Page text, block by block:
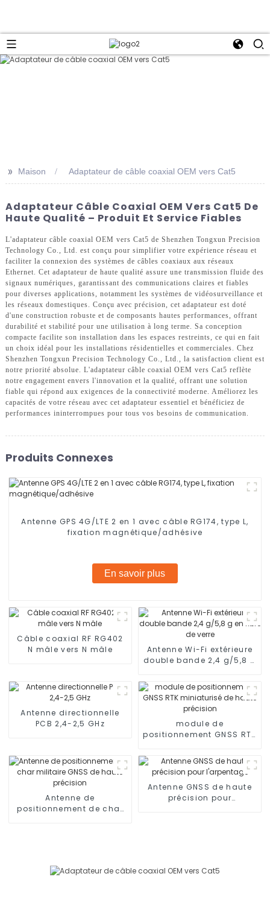
>> Maison Adaptateur de câble coaxial OEM vers Cat5
Adaptateur Câble Coaxial OEM Vers Cat5 De
Haute Qualité – Produit Et Service Fiables
L'adaptateur câble coaxial OEM vers Cat5 de Shenzhen Tongxun Precision
Technology Co., Ltd. est conçu pour simplifier votre expérience réseau et
faciliter la connexion des systèmes de câbles coaxiaux aux réseaux
Ethernet. Cet adaptateur de haute qualité assure une transmission fluide des
signaux numériques, garantissant des communications claires et fiables
pour diverses applications, notamment les systèmes de vidéosurveillance et
les réseaux domestiques. Conçu avec précision, cet adaptateur est doté
d'une construction robuste et de composants hautes performances, offrant
durabilité et stabilité pour une utilisation à long terme. Sa conception
compacte facilite son installation dans les espaces restreints, ce qui en fait
un choix idéal pour les installations résidentielles et commerciales. Chez
Shenzhen Tongxun Precision Technology Co., Ltd., la satisfaction client est
notre priorité absolue. L'adaptateur câble coaxial OEM vers Cat5 reflète
notre engagement envers l'innovation et la qualité, offrant une solution
fiable qui répond aux exigences de la connectivité moderne. Améliorez les
capacités de votre réseau avec cet adaptateur essentiel et bénéficiez de
performances ininterrompues pour tous vos besoins de communication.
Produits Connexes
Antenne GPS 4G/LTE 2 en 1 avec câble RG174, type L,
fixation magnétique/adhésive
En savoir plus
Câble coaxial RF RG402
N mâle vers N mâle
Antenne Wi-Fi extérieure
double bande 2,4 g/5,8 g
Antenne directionnelle
PCB 2,4-2,5 GHz
module de
positionnement GNSS RTK
précision
Antenne de
positionnement de char
Antenne GNSS de haute
précision pour